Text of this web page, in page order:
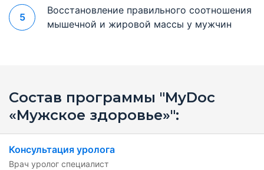
5
Восстановление правильного соотношения
мышечной и жировой массы у мужчин
Состав программы "MyDoc
«Мужское здоровье»":
Консультация уролога
Врач уролог специалист